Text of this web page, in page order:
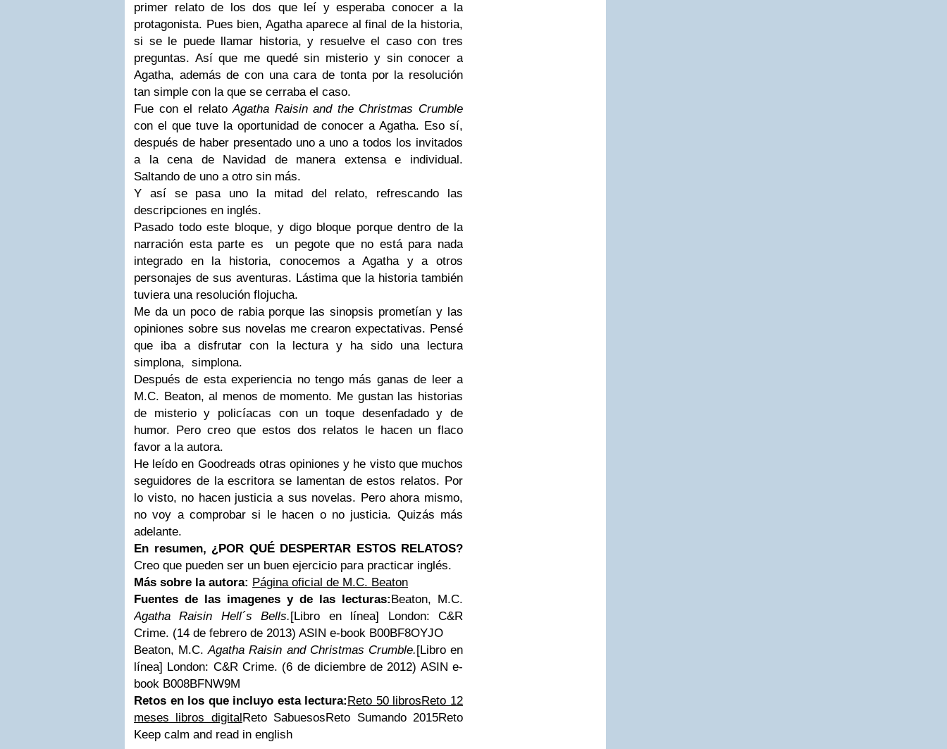
primer relato de los dos que leí y esperaba conocer a la
protagonista. Pues bien, Agatha aparece al final de la historia,
si se le puede llamar historia, y resuelve el caso con tres
preguntas. Así que me quedé sin misterio y sin conocer a
Agatha, además de con una cara de tonta por la resolución
tan simple con la que se cerraba el caso.
Fue con el relatoAgatha Raisin and the Christmas Crumble
con el que tuve la oportunidad de conocer a Agatha. Eso sí,
después de haber presentado uno a uno a todos los invitados
a la cena de Navidad de manera extensa e individual.
Saltando de uno a otro sin más.
Y así se pasa uno la mitad del relato, refrescando las
descripciones en inglés.
Pasado todo este bloque, y digo bloque porque dentro de la
narración esta parte es un pegote que no está para nada
integrado en la historia, conocemos a Agatha y a otros
personajes de sus aventuras. Lástima que la historia también
tuviera una resolución flojucha.
Me da un poco de rabia porque las sinopsis prometían y las
opiniones sobre sus novelas me crearon expectativas. Pensé
que iba a disfrutar con la lectura y ha sido una lectura
simplona, simplona.
Después de esta experiencia no tengo más ganas de leer a
M.C. Beaton, al menos de momento. Me gustan las historias
de misterio y policíacas con un toque desenfadado y de
humor. Pero creo que estos dos relatos le hacen un flaco
favor a la autora.
He leído en Goodreads otras opiniones y he visto que muchos
seguidores de la escritora se lamentan de estos relatos. Por
lo visto, no hacen justicia a sus novelas. Pero ahora mismo,
no voy a comprobar si le hacen o no justicia. Quizás más
adelante.
En resumen, ¿POR QUÉ DESPERTAR ESTOS RELATOS?
Creo que pueden ser un buen ejercicio para practicar inglés.
Más sobre la autora: Página oficial de M.C. Beaton
Fuentes de las imagenes y de las lecturas:Beaton, M.C.
Agatha Raisin Hell´s Bells.[Libro en línea] London: C&R
Crime. (14 de febrero de 2013) ASIN e-book B00BF8OYJO
Beaton, M.C.Agatha Raisin and Christmas Crumble.[Libro en
línea] London: C&R Crime. (6 de diciembre de 2012) ASIN e-
book B008BFNW9M
Retos en los que incluyo esta lectura:Reto 50 librosReto 12
meses libros digitalReto SabuesosReto Sumando 2015Reto
Keep calm and read in english